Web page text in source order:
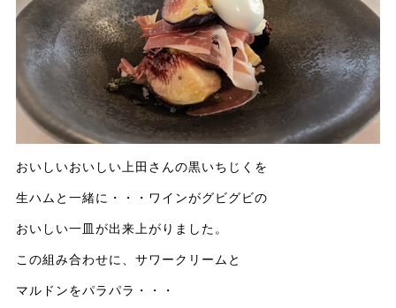
おいしいおいしい上田さんの黒いちじくを
生ハムと一緒に・・・ワインがグビグビの
おいしい一皿が出来上がりました。
この組み合わせに、サワークリームと
マルドンをパラパラ・・・